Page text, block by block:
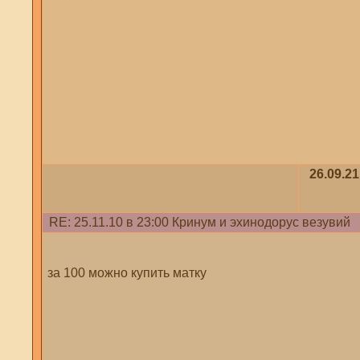
RE: 25.11.10 в 23:00 Кринум и эхинодорус везувий
за 100 можно купить матку